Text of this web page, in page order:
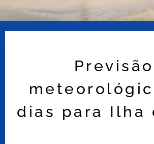
Previsão
dias para Ilha